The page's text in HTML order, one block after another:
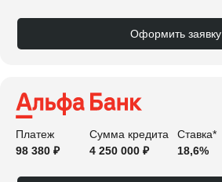
Оформить заявку
Платеж
98 380 ₽
Сумма кредита
4 250 000 ₽
Ставка*
18,6%